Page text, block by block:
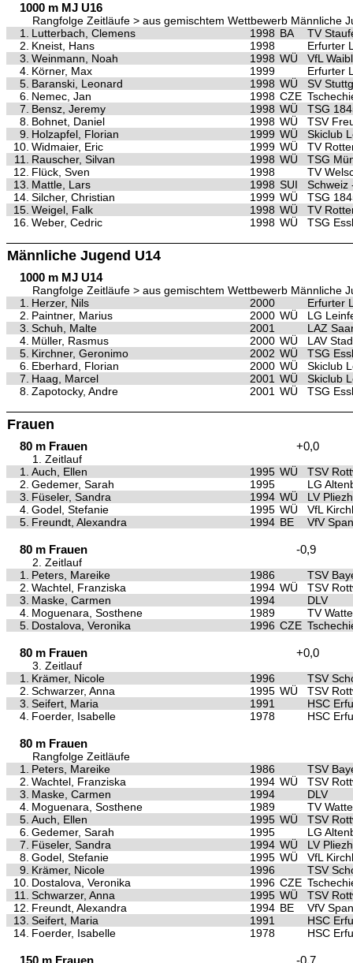
1000 m MJ U16
Rangfolge Zeitläufe > aus gemischtem Wettbewerb Männliche
1.
Lutterbach, Clemens 1998 BA
TV
2. Kneist, Hans 1998
Erfurter
3. Weinmann, Noah 1998 WÜ
VfL
4. Körner, Max 1999
Erfurter
5. Baranski, Leonard 1998 WÜ
SV
6. Nemec, Jan 1998 CZE
7. Bensz, Jeremy 1998 WÜ
TSG
8. Bohnet, Daniel 1998 WÜ
TSV
9. Holzapfel, Florian 1999 WÜ
Skiclub
10. Widmaier, Eric 1999 WÜ
TV
11.
Rauscher, Silvan 1998 WÜ
TSG
12. Flück, Sven 1998
TV
13. Mattle, Lars 1998 SUI
Schweiz
14. Silcher, Christian 1999 WÜ
TSG
15. Weigel, Falk 1998 WÜ
TV
16. Weber, Cedric 1998 WÜ TSG
Männliche Jugend U14
1000 m MJ U14
Rangfolge Zeitläufe > aus gemischtem Wettbewerb Männliche
1.
Herzer, Nils 2000
Erfurter
2. Paintner, Marius 2000 WÜ
LG
3. Schuh, Malte 2001
LAZ
4. Müller, Rasmus 2000 WÜ
LAV
5. Kirchner, Geronimo 2002 WÜ
TSG
6. Eberhard, Florian 2000 WÜ
Skiclub
7. Haag, Marcel 2001 WÜ
Skiclub
8. Zapotocky, Andre 2001 WÜ TSG
Frauen
80 m Frauen +0,0
1. Zeitlauf
1.
Auch, Ellen 1995 WÜ
TSV
2. Gedemer, Sarah 1995
LG
3. Füseler, Sandra 1994 WÜ
LV
4. Godel, Stefanie 1995 WÜ
VfL
5. Freundt, Alexandra 1994 BE VfV
80 m Frauen -0,9
2. Zeitlauf
1.
Peters, Mareike 1986
TSV
2. Wachtel, Franziska 1994 WÜ
TSV
3. Maske, Carmen 1994
DLV
4. Moguenara, Sosthene 1989
TV
5. Dostalova, Veronika 1996 CZE
80 m Frauen +0,0
3. Zeitlauf
1.
Krämer, Nicole 1996
TSV
2. Schwarzer, Anna 1995 WÜ
TSV
3. Seifert, Maria 1991
HSC
4. Foerder, Isabelle 1978 HSC
80 m Frauen
Rangfolge Zeitläufe
1.
Peters, Mareike 1986
TSV
2. Wachtel, Franziska 1994 WÜ
TSV
3. Maske, Carmen 1994
DLV
4. Moguenara, Sosthene 1989
TV
5. Auch, Ellen 1995 WÜ
TSV
6. Gedemer, Sarah 1995
LG
7. Füseler, Sandra 1994 WÜ
LV
8. Godel, Stefanie 1995 WÜ
VfL
9. Krämer, Nicole 1996
TSV
10. Dostalova, Veronika 1996 CZE
11.
Schwarzer, Anna 1995 WÜ
TSV
12. Freundt, Alexandra 1994 BE
VfV
13. Seifert, Maria 1991
HSC
14. Foerder, Isabelle 1978 HSC
150 m Frauen -0,7